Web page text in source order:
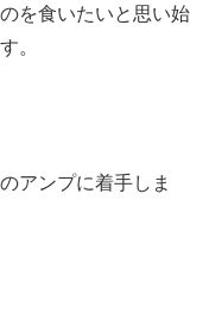
を食いたいと思い始
。
アンプに着手しま